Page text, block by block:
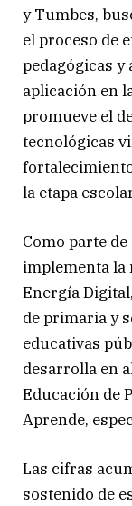
y Tumbes,
el proceso de
pedagógicas
aplicación en
promueve el
tecnológicas
la etapa
Como parte
implementa la
Energía
de primaria y
educativas
desarrolla en
Educación de
Aprende,
Las cifras
sostenido de